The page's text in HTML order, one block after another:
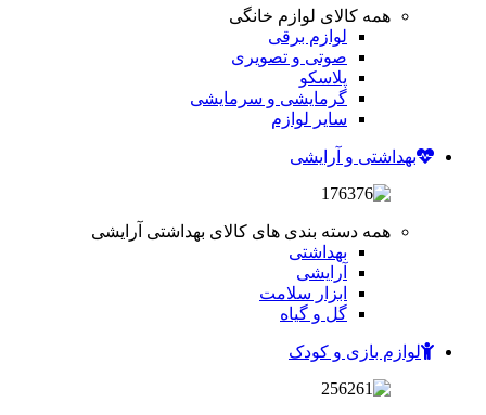
همه کالای لوازم خانگی
لوازم برقی
صوتی و تصویری
پلاسکو
گرمایشی و سرمایشی
سایر لوازم
بهداشتی و آرایشی
همه دسته بندی های کالای بهداشتی آرایشی
بهداشتی
آرایشی
ابزار سلامت
گل و گیاه
لوازم بازی و کودک